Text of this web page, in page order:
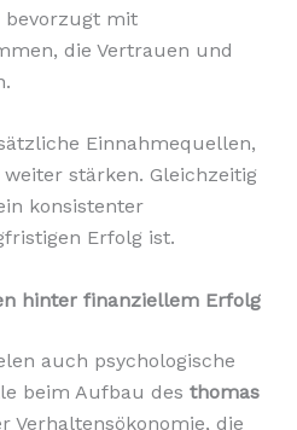
bevorzugt mit
die Vertrauen und
Einnahmequellen,
stärken. Gleichzeitig
konsistenter
Erfolg ist.
hinter finanziellem Erfolg
auch psychologische
beim Aufbau des thomas
Verhaltensökonomie, die